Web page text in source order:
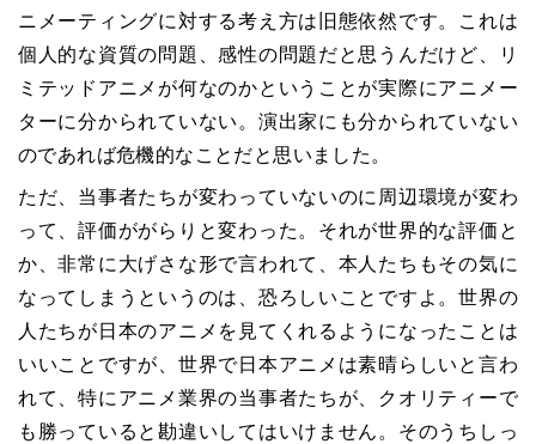
ニメーティングに対する考え方は旧態依然です。これは
個人的な資質の問題、感性の問題だと思うんだけど、リ
ミテッドアニメが何なのかということが実際にアニメー
ターに分かられていない。演出家にも分かられていない
のであれば危機的なことだと思いました。
ただ、当事者たちが変わっていないのに周辺環境が変わ
って、評価ががらりと変わった。それが世界的な評価と
か、非常に大げさな形で言われて、本人たちもその気に
なってしまうというのは、恐ろしいことですよ。世界の
人たちが日本のアニメを見てくれるようになったことは
いいことですが、世界で日本アニメは素晴らしいと言わ
れて、特にアニメ業界の当事者たちが、クオリティーで
も勝っていると勘違いしてはいけません。そのうちしっ